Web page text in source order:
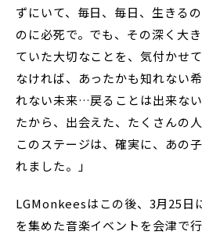
ずにいて、毎日、毎日、生きる
のに必死で。でも、その深く大
ていた大切なことを、気付かせ
なければ、あったかも知れない
れない未来…戻ることは出来な
たから、出会えた、たくさんの
このステージは、確実に、あの
れました。」
LGMonkeesはこの後、3月25日
を集めた音楽イベントを会津で行